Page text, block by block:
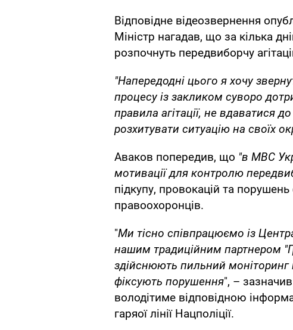
Відповідне відеозвернення
Міністр нагадав, що за кілька
розпочнуть передвиборчу
"Напередодні цього я хочу
процесу із закликом суворо
правила агітації, не вдаватися
розхитувати ситуацію на своїх
Аваков попередив, що "в МВС
мотивації для контролю
підкупу, провокацій та
правоохоронців.
"Ми тісно співпрацюємо із
нашим традиційним партнером
здійснюють пильний моніторинг
фіксують порушення", –
володітиме відповідною
гаряої лінії Нацполіції.